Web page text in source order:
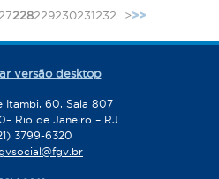
228229230231232 >>>
versão desktop
Itambi, 60, Sala 807
Rio de Janeiro – RJ
3799-6320